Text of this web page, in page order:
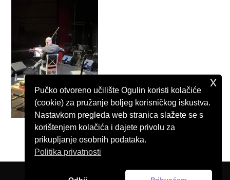
Pučko otvoreno učilište Ogulin koristi kolačiće
(cookie) za pružanje boljeg korisničkog iskustva.
Nastavkom pregleda web stranica slažete se s
korištenjem kolačića i dajete privolu za
prikupljanje osobnih podataka.
Politika privatnosti
x